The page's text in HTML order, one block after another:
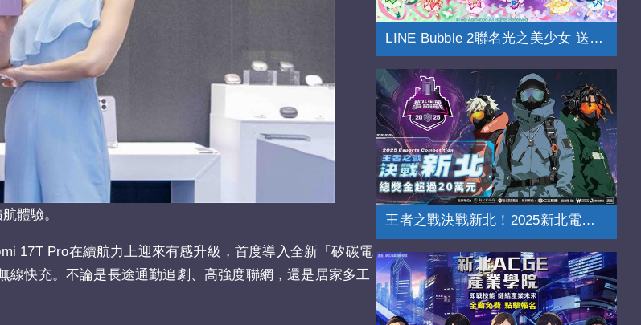
體驗。
17T Pro在續航力上迎來有感升級，首度導入全新「矽碳電
線快充。不論是長途通勤追劇、高強度聯網，還是居家多工
LINE Bubble 2聯名光之美少女 送免費貼圖
王者之戰決戰新北！2025新北電競爭霸戰